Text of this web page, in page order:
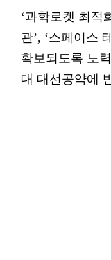
‘과학로켓 최적
관’, ‘스페이스
확보되도록 노
대 대선공약에